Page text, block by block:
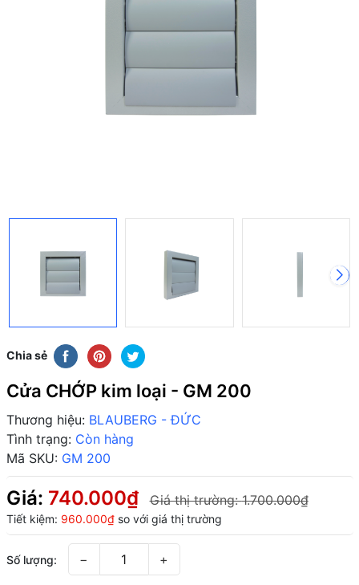
Chia sẻ
Cửa CHỚP kim loại - GM 200
Thương hiệu: BLAUBERG - ĐỨC
Tình trạng: Còn hàng
Mã SKU: GM 200
Giá: 740.000₫ Giá thị trường:1.700.000₫
Tiết kiệm: 960.000₫so với giá thị trường
Số lượng: − +